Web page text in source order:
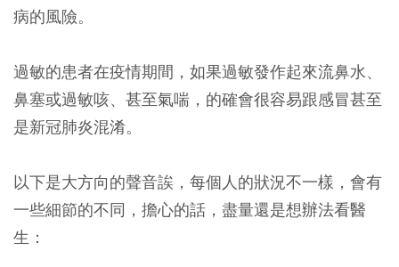
病的風險。
過敏的患者在疫情期間，如果過敏發作起來流鼻水、
鼻塞或過敏咳、甚至氣喘，的確會很容易跟感冒甚至
是新冠肺炎混淆。
以下是大方向的聲音誒，每個人的狀況不一樣，會有
一些細節的不同，擔心的話，盡量還是想辦法看醫
生：